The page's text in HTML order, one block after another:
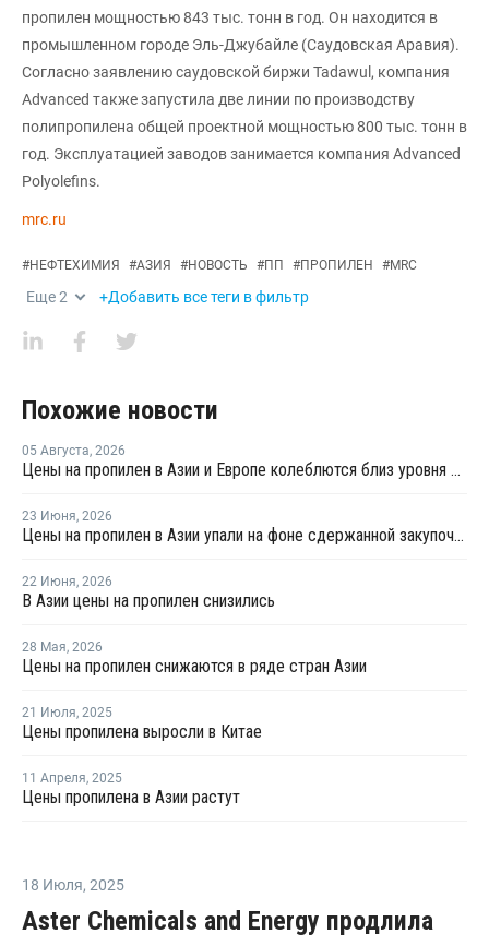
пропилен мощностью 843 тыс. тонн в год. Он находится в
промышленном городе Эль-Джубайле (Саудовская Аравия).
Согласно заявлению саудовской биржи Tadawul, компания
Advanced также запустила две линии по производству
полипропилена общей проектной мощностью 800 тыс. тонн в
год. Эксплуатацией заводов занимается компания Advanced
Polyolefins.
mrc.ru
#НЕФТЕХИМИЯ #АЗИЯ #НОВОСТЬ #ПП #ПРОПИЛЕН #MRC
Еще2 +Добавить все теги в фильтр
Похожие новости
05 Августа, 2026
Цены на пропилен в Азии и Европе колеблются близ уровня в USD1000
23 Июня, 2026
Цены на пропилен в Азии упали на фоне сдержанной закупочной активности
22 Июня, 2026
В Азии цены на пропилен снизились
28 Мая, 2026
Цены на пропилен снижаются в ряде стран Азии
21 Июля, 2025
Цены пропилена выросли в Китае
11 Апреля, 2025
Цены пропилена в Азии растут
18 Июля, 2025
Aster Chemicals and Energy продлила